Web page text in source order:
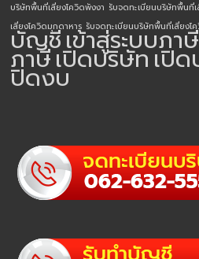
บริษัทพื้นที่เสี่ยงโควิดพังงา รับจดทะเบียนบริษัทพื้นที่
เสี่ยงโควิดมุกดาหาร รับจดทะเบียนบริษัทพื้นที่เสี่ยงโ
บัญชีเข้าสู่ระบบภาษี
ภาษีเปิดบริษัทเปิ
ปิดงบ